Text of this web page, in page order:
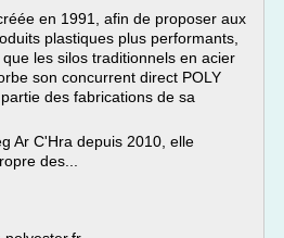
en 1991, afin de proposer aux
plastiques plus performants,
les silos traditionnels en acier
son concurrent direct POLY
des fabrications de sa
Ar C'Hra depuis 2010, elle
des...